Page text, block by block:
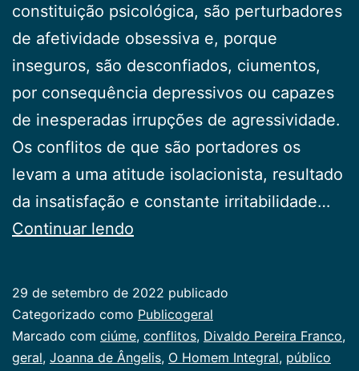
constituição psicológica, são perturbadores
de afetividade obsessiva e, porque
inseguros, são desconfiados, ciumentos,
por consequência depressivos ou capazes
de inesperadas ir­rupções de agressividade.
Os conflitos de que são portadores os
levam a uma atitu­de isolacionista, resultado
da insatisfação e constante irrita­bilidade…
Continuar lendo
29 de setembro de 2022 publicado
Categorizado como Publicogeral
Marcado com ciúme, conflitos, Divaldo Pereira Franco,
geral, Joanna de Ângelis, O Homem Integral, público